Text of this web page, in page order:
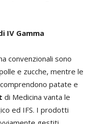
IV Gamma
convenzionali sono
e zucche, mentre le
patate e
di Medicina vanta le
ed IFS. I prodotti